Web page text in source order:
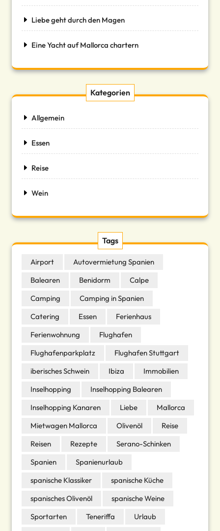
Liebe geht durch den Magen
Eine Yacht auf Mallorca chartern
Kategorien
Allgemein
Essen
Reise
Wein
Tags
Airport
Autovermietung Spanien
Balearen
Benidorm
Calpe
Camping
Camping in Spanien
Catering
Essen
Ferienhaus
Ferienwohnung
Flughafen
Flughafenparkplatz
Flughafen Stuttgart
iberisches Schwein
Ibiza
Immobilien
Inselhopping
Inselhopping Balearen
Inselhopping Kanaren
Liebe
Mallorca
Mietwagen Mallorca
Olivenöl
Reise
Reisen
Rezepte
Serano-Schinken
Spanien
Spanienurlaub
spanische Klassiker
spanische Küche
spanisches Olivenöl
spanische Weine
Sportarten
Teneriffa
Urlaub